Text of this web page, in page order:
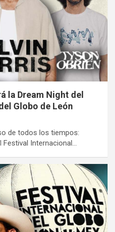
la Dream Night del
Globo de León
de todos los tiempos:
Festival Internacional…